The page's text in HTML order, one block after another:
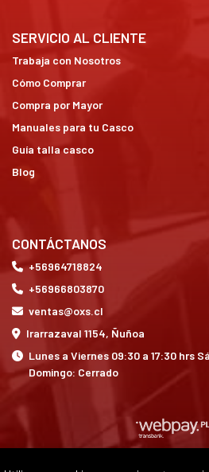
SERVICIO AL CLIENTE
Trabaja con Nosotros
Cómo Comprar
Compra por Mayor
Manuales para tu Casco
Guía talla casco
Blog
CONTÁCTANOS
+56964718824
+56966803870
ventas@oxs.cl
Irarrazaval 1154, Ñuñoa
Lunes a Viernes 09:30 a 17:30 hrs
Domingo: Cerrado